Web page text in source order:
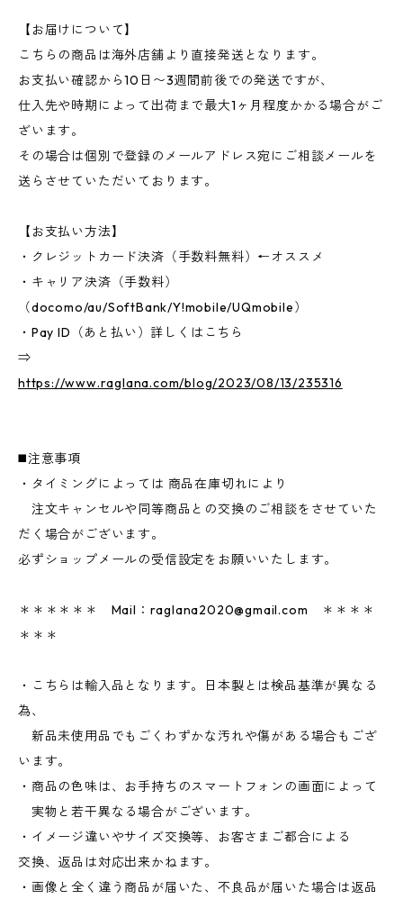
【お届けについて】
こちらの商品は海外店舗より直接発送となります。
お支払い確認から10日〜3週間前後での発送ですが、
仕入先や時期によって出荷まで最大1ヶ月程度かかる場合がご
ざいます。
その場合は個別で登録のメールアドレス宛にご相談メールを
送らさせていただいております。
【お支払い方法】
・クレジットカード決済（手数料無料）←オススメ
・キャリア決済（手数料）
（docomo/au/SoftBank/Y!mobile/UQmobile）
・Pay ID（あと払い）詳しくはこちら
⇒
https://www.raglana.com/blog/2023/08/13/235316
◼️注意事項
・タイミングによっては 商品在庫切れにより
注文キャンセルや同等商品との交換のご相談をさせていた
だく場合がございます。
必ずショップメールの受信設定をお願いいたします。
＊＊＊＊＊＊ Mail： raglana2020@gmail.com ＊＊＊＊
＊＊＊
・こちらは輸入品となります。日本製とは検品基準が異なる
為、
新品未使用品でもごくわずかな汚れや傷がある場合もござ
います。
・商品の色味は、お手持ちのスマートフォンの画面によって
実物と若干異なる場合がございます。
・イメージ違いやサイズ交換等、お客さまご都合による
交換、返品は対応出来かねます。
・画像と全く違う商品が届いた、不良品が届いた場合は返品